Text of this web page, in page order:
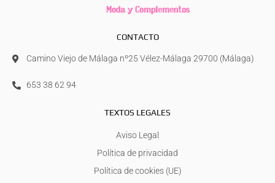
CONTACTO
Camino Viejo de Málaga nº25 Vélez-Málaga 29700 (Málaga)
653 38 62 94
TEXTOS LEGALES
Aviso Legal
Política de privacidad
Política de cookies (UE)